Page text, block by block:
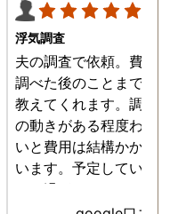
浮気調査
夫の調査で依頼。費用や
調べた後のことまで詳し
教えてくれます。調査対
の動きがある程度わから
いと費用は結構かかると
います。予定していた時
より過ぎてしまいました
が、そのまま調査してい